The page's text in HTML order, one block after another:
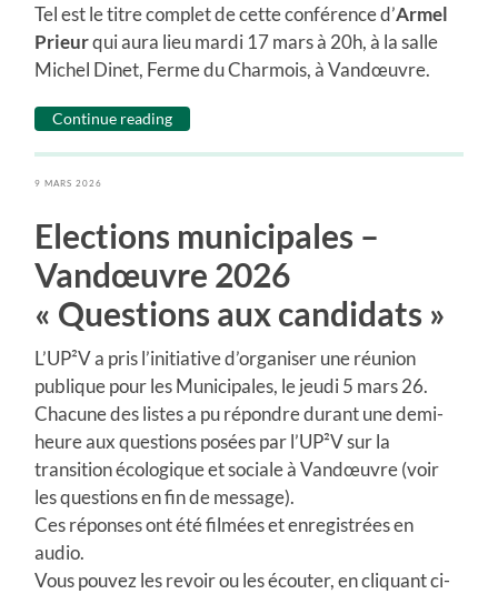
Tel est le titre complet de cette conférence d’Armel
Prieurqui aura lieu mardi 17 mars à 20h, à la salle
Michel Dinet, Ferme du Charmois, à Vandœuvre.
Continue reading
9 MARS 2026
Elections municipales –
Vandœuvre 2026
« Questions aux candidats »
L’UP²V a pris l’initiative d’organiser une réunion
publique pour les Municipales, le jeudi 5 mars 26.
Chacune des listes a pu répondre durant une demi-
heure aux questions posées par l’UP²V sur la
transition écologique et sociale à Vandœuvre (voir
les questions en fin de message).
Ces réponses ont été filmées et enregistrées en
audio.
Vous pouvez les revoir ou les écouter, en cliquant ci-